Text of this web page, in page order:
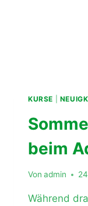
KURSE
beim
Von admin
Während